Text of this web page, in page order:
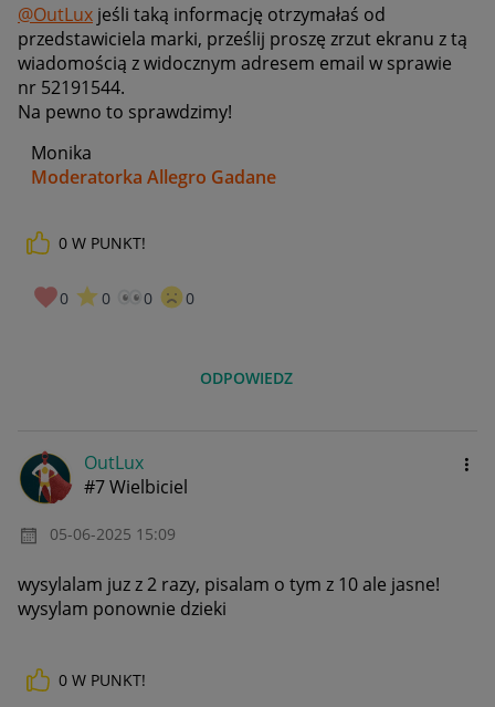
@OutLux jeśli taką informację otrzymałaś od
przedstawiciela marki, prześlij proszę zrzut ekranu z tą
wiadomością z widocznym adresem email w sprawie
nr 52191544.
Na pewno to sprawdzimy!
Monika
Moderatorka Allegro Gadane
0 W PUNKT!
0 0 0 0
ODPOWIEDZ
OutLux
#7 Wielbiciel
‎05-06-2025 15:09
wysylalam juz z 2 razy, pisalam o tym z 10 ale jasne!
wysylam ponownie dzieki
0 W PUNKT!